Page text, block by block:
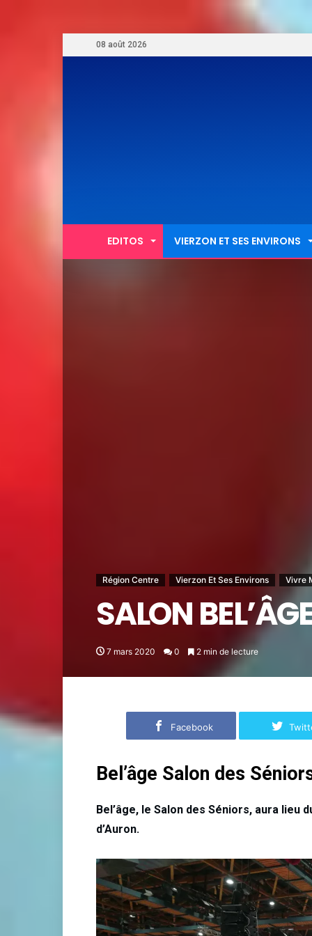
08 août 2026
EDITOS VIERZON ET SES ENVIRONS
Région Centre Vierzon Et Ses Environs Vivre
SALON
7 mars 2020 0 2 min de lecture
Facebook
Bel’âge Salon des
Bel’âge, le Salon des Séniors, aura lieu
d’Auron.